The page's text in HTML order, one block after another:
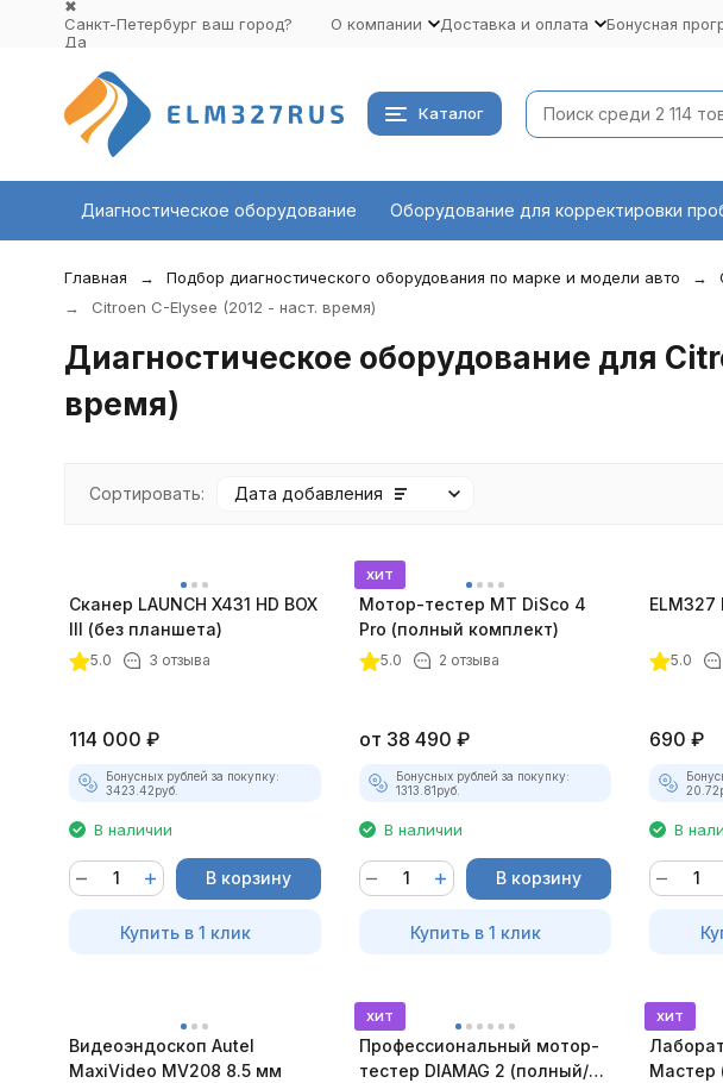
✖
Санкт-Петербург ваш город?
Да
О компании Доставка и оплата Бонусная
Каталог
Диагностическое оборудование Оборудование для корректировки
Главная Подбор диагностического оборудования по марке и модели авто
Citroen C-Elysee (2012 - наст. время)
Диагностическое оборудование для
время)
Сортировать: Дата добавления
покупателей
Сканер LAUNCH X431 HD BOX
III (без планшета)
5.0 3 отзыва
114 000 ₽
Бонусных рублей за покупку:
3423.42руб.
В наличии
В корзину
Купить в 1 клик
хит
Мотор-тестер MT DiSco 4
Pro (полный комплект)
5.0 2 отзыва
от 38 490 ₽
Бонусных рублей за покупку:
1313.81руб.
В наличии
В корзину
Купить в 1 клик
ELM327
5.0
690 ₽
20.72
В
Видеоэндоскоп Autel
MaxiVideo MV208 8.5 мм
хит
Профессиональный мотор-
тестер DIAMAG 2 (полный/
хит
Мастер